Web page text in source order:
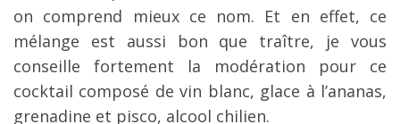
on comprend mieux ce nom. Et en effet, ce
mélange est aussi bon que traître, je vous
conseille fortement la modération pour ce
cocktail composé de vin blanc, glace à l’ananas,
grenadine et pisco, alcool chilien.